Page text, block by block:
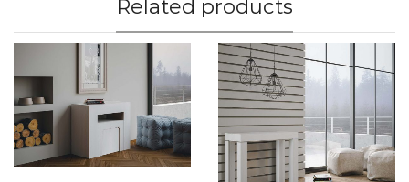
Related products